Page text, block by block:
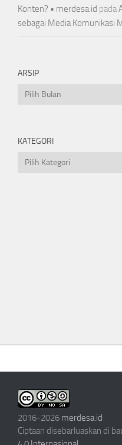
Konten? • merdesa.id pada
sebagai Media Komunikasi
ARSIP
Arsip
KATEGORI
Kategori
2016-2026 merdesa.id
Ciptaan disebarluaskan di